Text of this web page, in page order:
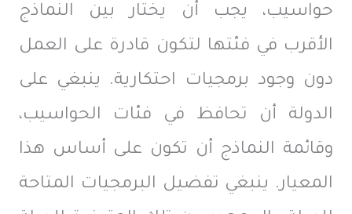
حواسيب، يجب أن يختار بين النماذج
الأقرب في فئتها لتكون قادرة على العمل
دون وجود برمجيات احتكارية. ينبغي على
الدولة أن تحافظ في فئات الحواسيب،
وقائمة النماذج أن تكون على أساس هذا
المعيار. ينبغي تفضيل البرمجيات المتاحة